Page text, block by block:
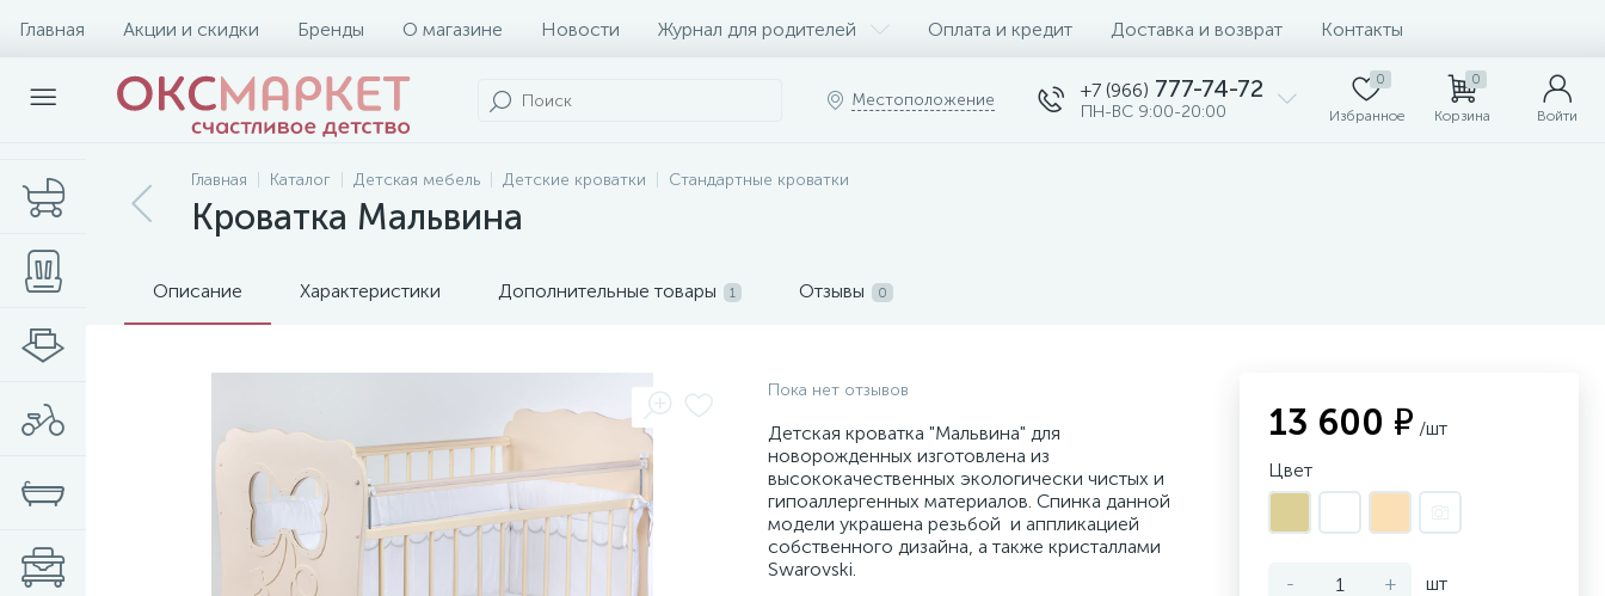
Главная Акции и скидки Бренды О магазине Новости Журнал для родителей Оплата и кредит Доставка и возврат Контакты
Местоположение +7 (966) 777-74-72
ПН-ВС 9:00-20:00
0
Избранное
0
Корзина Войти
Главная Каталог Детская мебель Детские кроватки Стандартные кроватки
Кроватка Мальвина
Описание Характеристики Дополнительные товары 1 Отзывы 0
Пока нет отзывов
Детская кроватка "Мальвина" для
новорожденных изготовлена из
высококачественных экологически чистых и
гипоаллергенных материалов. Спинка данной
модели украшена резьбой и аппликацией
собственного дизайна, а также кристаллами
Swarovski.
13 600 ₽ /шт
Цвет
- + шт